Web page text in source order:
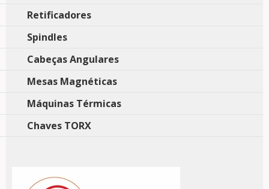
Retificadores
Spindles
Cabeças Angulares
Mesas Magnéticas
Máquinas Térmicas
Chaves TORX